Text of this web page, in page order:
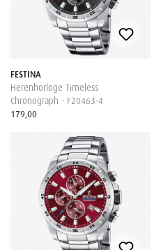
FESTINA
Herenhorloge Timeless
Chronograph - F20463-4
179,00